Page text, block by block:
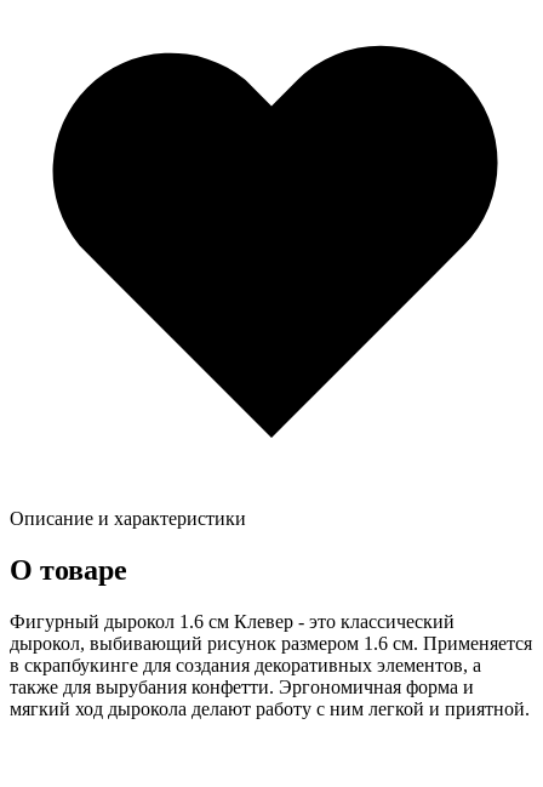
Описание и характеристики
О товаре
Фигурный дырокол 1.6 см Клевер - это классический
дырокол, выбивающий рисунок размером 1.6 см. Применяется
в скрапбукинге для создания декоративных элементов, а
также для вырубания конфетти. Эргономичная форма и
мягкий ход дырокола делают работу с ним легкой и приятной.